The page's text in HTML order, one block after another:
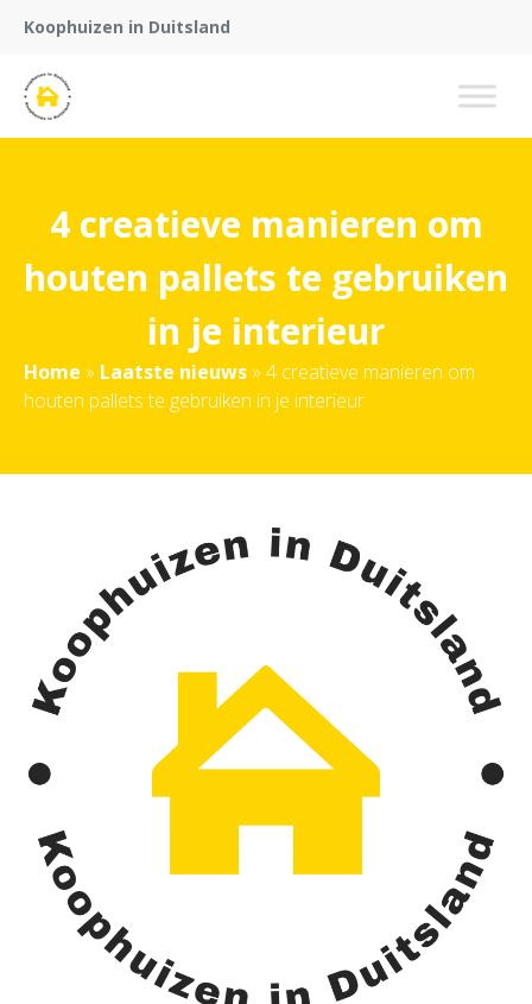
Koophuizen in Duitsland
4 creatieve manieren om
houten pallets te gebruiken
in je interieur
Home » Laatste nieuws » 4 creatieve manieren om
houten pallets te gebruiken in je interieur